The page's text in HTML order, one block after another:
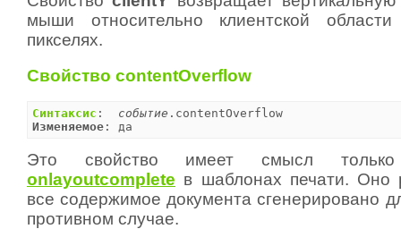
мыши относительно клиентской
пикселях.
Свойство contentOverflow
Синтаксис : событие
Изменяемое : да
Это свойство имеет смысл
onlayoutcomplete в шаблонах печати.
все содержимое документа сгенерировано
противном случае.